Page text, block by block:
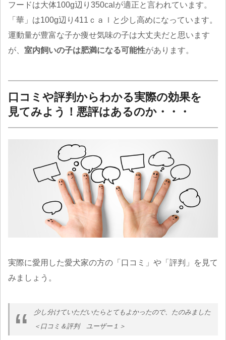
フードは大体100g辺り350calが適正と言われています。
「華」は100g辺り411ｃａｌと少し高めになっています。
運動量が豊富な子か痩せ気味の子は大丈夫だと思います
が、 室内飼いの子は肥満になる可能性があります。
口コミや評判からわかる実際の効果を
見てみよう！悪評はあるのか・・・
実際に愛用した愛犬家の方の「口コミ」や「評判」を見て
みましょう。
少し分けていただいたらとてもよかったので、たのみました
＜口コミ＆評判 ユーザー１＞